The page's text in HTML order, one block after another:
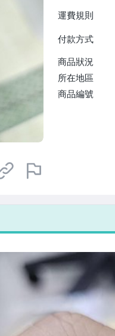
運費規則
付款方式
商品狀況
所在地區
商品編號